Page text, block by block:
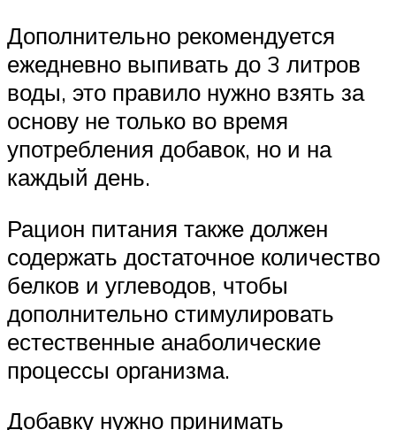
Дополнительно рекомендуется
ежедневно выпивать до 3 литров
воды, это правило нужно взять за
основу не только во время
употребления добавок, но и на
каждый день.
Рацион питания также должен
содержать достаточное количество
белков и углеводов, чтобы
дополнительно стимулировать
естественные анаболические
процессы организма.
Добавку нужно принимать